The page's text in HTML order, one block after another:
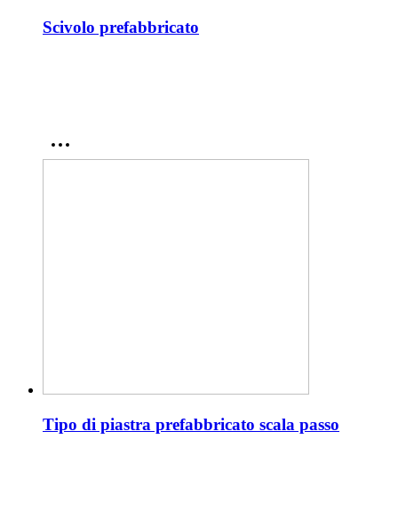
Scivolo prefabbricato
Tipo di piastra prefabbricato scala passo